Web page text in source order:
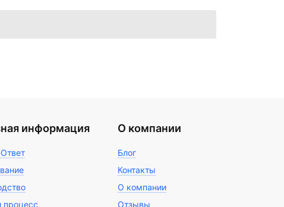
информация
процесс
О компании
Блог
Контакты
О компании
Отзывы